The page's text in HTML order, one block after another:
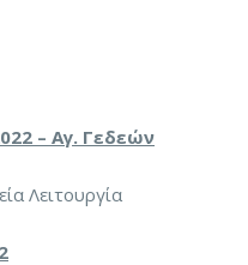
– Αγ. Γεδεών
Λειτουργία